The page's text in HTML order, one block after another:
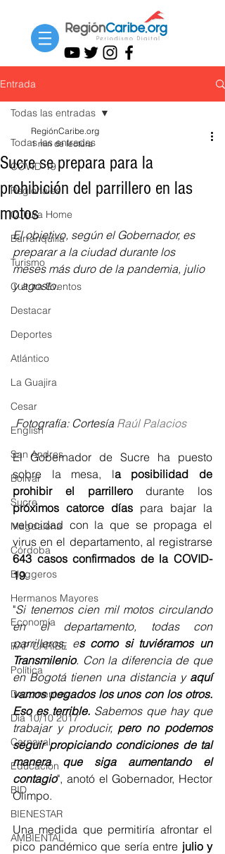
Entrada
Todas las entradas
COVID-19
Regionales
Cultura Home
Barranquilla
Turismo
Cultura Eventos
Destacar
Deportes
Atlántico
La Guajira
Cesar
English
San Andres
Bolívar
Sucre
Magdalena
Córdoba
Bloggeros
Hermanos Mayores
Economía
RAP CARIBE
Política
Documentos
Día 10/10 2017
Carnaval
Educación
BID
BIENESTAR
AMBIENTAL
Todas las entradas
Sucre se prepara para la
prohibición del parrillero en las
motos
RegiónCaribe.org
1 min de lectura
El objetivo, según el Gobernador, es
preparar a la ciudad durante los
meses más duro de la pandemia, julio
y agosto.
Fotografía: Cortesía Raúl Palacios
El Gobernador de Sucre ha puesto
sobre la mesa, la posibilidad de
prohibir el parrillero
próximos catorce días para bajar la
velocidad con la que se propaga el
virus en el departamento, al registrarse
643 casos confirmados de la COVID-
19.
"Si tenemos cien mil motos circulando
en el departamento, todas con
parrilleros, es como si tuviéramos un
Transmilenio. Con la diferencia de que
en Bogotá tienen una distancia y aquí
vamos pegados los unos con los otros.
Eso es terrible. Sabemos que hay que
trabajar y producir, pero no podemos
seguir propiciando condiciones de tal
manera que siga aumentando el
contagio", anotó el Gobernador, Hector
Olimpo.
Una medida que permitiría afrontar el
pico pandémico que sería entre julio y